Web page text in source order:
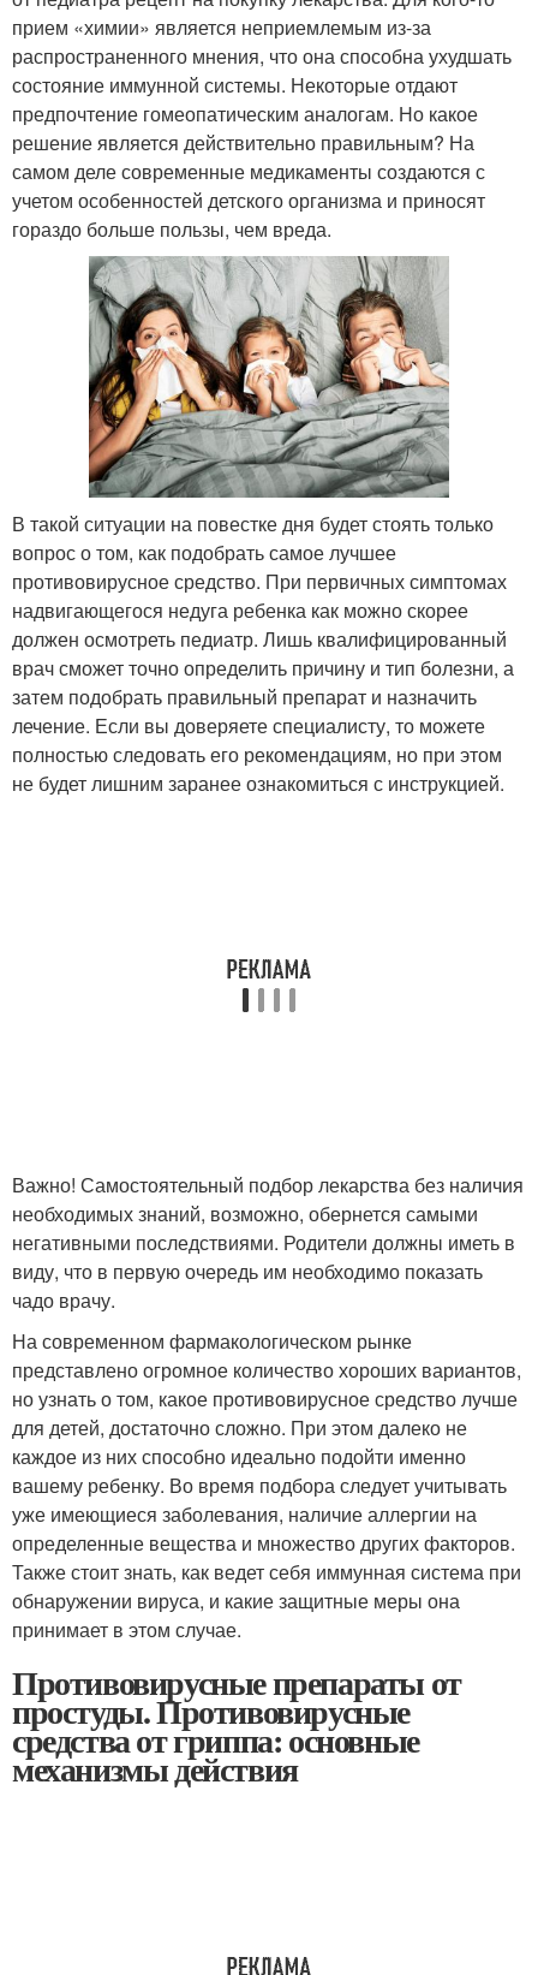
прием «химии» является неприемлемым из-за
распространенного мнения, что она способна ухудшать
состояние иммунной системы. Некоторые отдают
предпочтение гомеопатическим аналогам. Но какое
решение является действительно правильным? На
самом деле современные медикаменты создаются с
учетом особенностей детского организма и приносят
гораздо больше пользы, чем вреда.
В такой ситуации на повестке дня будет стоять только
вопрос о том, как подобрать самое лучшее
противовирусное средство. При первичных симптомах
надвигающегося недуга ребенка как можно скорее
должен осмотреть педиатр. Лишь квалифицированный
врач сможет точно определить причину и тип болезни, а
затем подобрать правильный препарат и назначить
лечение. Если вы доверяете специалисту, то можете
полностью следовать его рекомендациям, но при этом
не будет лишним заранее ознакомиться с инструкцией.
Важно! Самостоятельный подбор лекарства без наличия
необходимых знаний, возможно, обернется самыми
негативными последствиями. Родители должны иметь в
виду, что в первую очередь им необходимо показать
чадо врачу.
На современном фармакологическом рынке
представлено огромное количество хороших вариантов,
но узнать о том, какое противовирусное средство лучше
для детей, достаточно сложно. При этом далеко не
каждое из них способно идеально подойти именно
вашему ребенку. Во время подбора следует учитывать
уже имеющиеся заболевания, наличие аллергии на
определенные вещества и множество других факторов.
Также стоит знать, как ведет себя иммунная система при
обнаружении вируса, и какие защитные меры она
принимает в этом случае.
Противовирусные препараты от
простуды. Противовирусные
средства от гриппа: основные
механизмы действия